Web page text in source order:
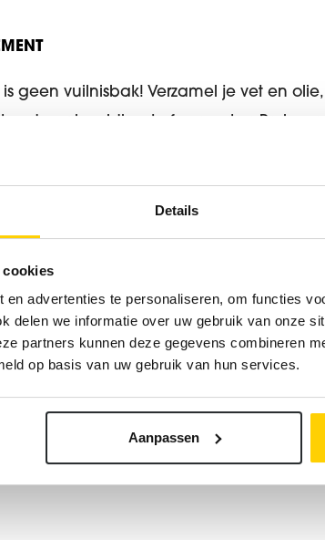
Details
cookies
advertenties te personaliseren, om functies
delen we informatie over uw gebruik van onze
partners kunnen deze gegevens combineren
op basis van uw gebruik van hun services.
Aanpassen
geen vuilnisbak! Verzamel je vet en
voor je borden afwast of in de vaatwas
de inzameling en scheiding van je
wordt.
WATER VERMIJDT GROOTSTE
of de gootsteen leeg is en het
Neem even de tijd en gebruik